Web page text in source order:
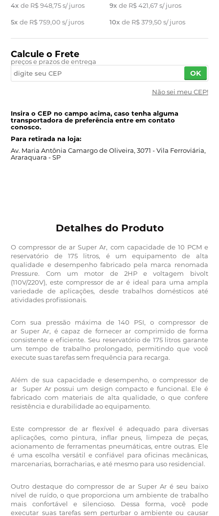
4xde R$ 948,75s/ juros
5xde R$ 759,00s/ juros
9x de R$ 421,67 s/ juros
10x de R$ 379,50 s/ juros
Calcule o Frete
preços e prazos de entrega
OK
Não sei meu CEP!
Insira o CEP no campo acima, caso tenha alguma
transportadora de preferência entre em contato
conosco.
Para retirada na loja:
Av. Maria Antônia Camargo de Oliveira, 3071 -Vila Ferroviária,
Araraquara - SP
Detalhes do Produto
O compressor de ar Super Ar, com capacidade de 10 PCM e
reservatório de 175 litros, é um equipamento de alta
qualidade e desempenho fabricado pela marca renomada
Pressure. Com um motor de 2HP e voltagem bivolt
(110V/220V), este compressor de ar é ideal para uma ampla
variedade de aplicações, desde trabalhos domésticos até
atividades profissionais.
Com sua pressão máxima de 140 PSI, o compressor de
ar Super Ar, é capaz de fornecer ar comprimido de forma
consistente e eficiente. Seu reservatório de 175 litros garante
um tempo de trabalho prolongado, permitindo que você
execute suas tarefas sem frequência para recarga.
Além de sua capacidade e desempenho, o compressor de
ar Super Ar possui um design compacto e funcional. Ele é
fabricado com materiais de alta qualidade, o que confere
resistência e durabilidade ao equipamento.
Estecompressor de ar flexível é adequado para diversas
aplicações, como pintura, inflar pneus, limpeza de peças,
acionamento de ferramentas pneumáticas, entre outras. Ele
é uma escolha versátil e confiável para oficinas mecânicas,
marcenarias, borracharias, e até mesmo para uso residencial.
Outro destaque do compressor de ar Super Ar é seu baixo
nível de ruído, o que proporciona um ambiente de trabalho
mais confortável e silencioso. Dessa forma, você pode
executar suas tarefas sem perturbar o ambiente ou causar